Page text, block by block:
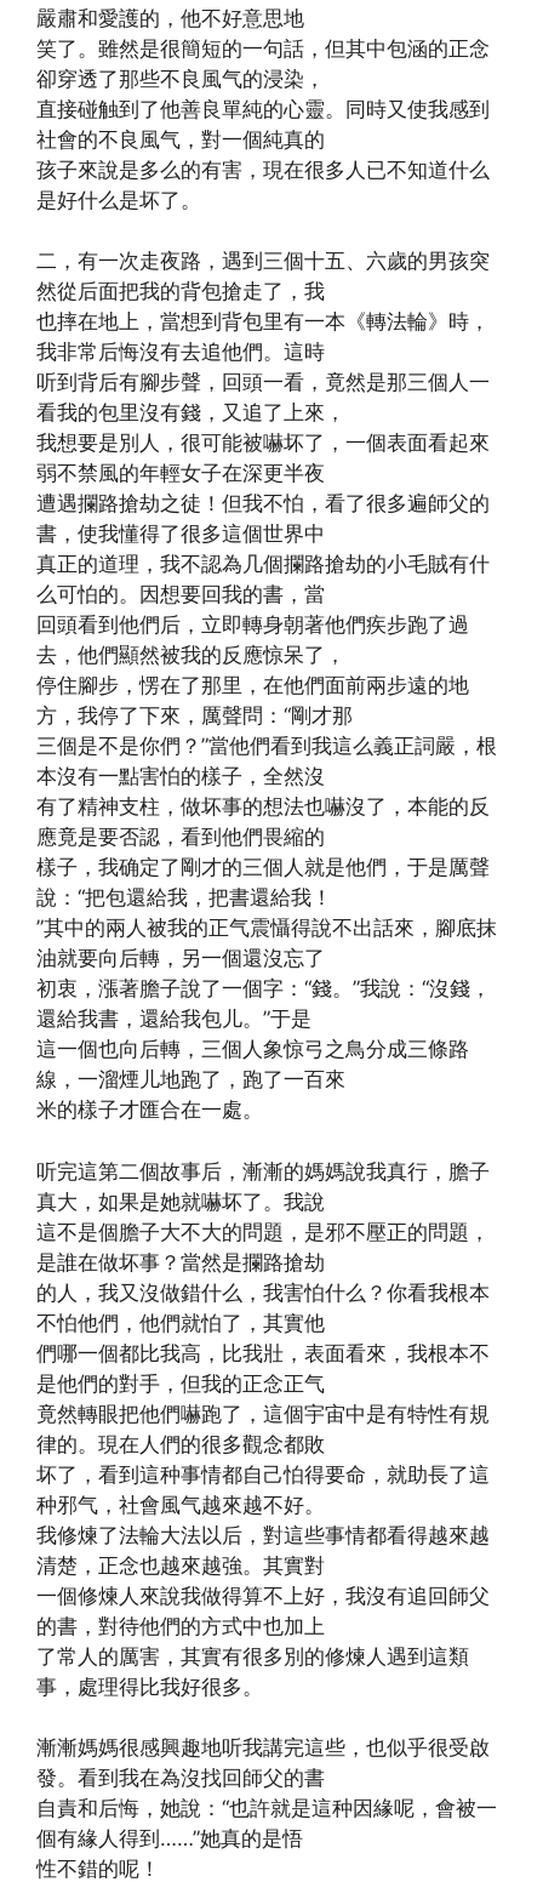
嚴肅和愛護的，他不好意思地
笑了。雖然是很簡短的一句話，但其中包涵的正念
卻穿透了那些不良風气的浸染，
直接碰触到了他善良單純的心靈。同時又使我感到
社會的不良風气，對一個純真的
孩子來說是多么的有害，現在很多人已不知道什么
是好什么是坏了。
二，有一次走夜路，遇到三個十五、六歲的男孩突
然從后面把我的背包搶走了，我
也摔在地上，當想到背包里有一本《轉法輪》時，
我非常后悔沒有去追他們。這時
听到背后有腳步聲，回頭一看，竟然是那三個人一
看我的包里沒有錢，又追了上來，
我想要是別人，很可能被嚇坏了，一個表面看起來
弱不禁風的年輕女子在深更半夜
遭遇攔路搶劫之徒！但我不怕，看了很多遍師父的
書，使我懂得了很多這個世界中
真正的道理，我不認為几個攔路搶劫的小毛賊有什
么可怕的。因想要回我的書，當
回頭看到他們后，立即轉身朝著他們疾步跑了過
去，他們顯然被我的反應惊呆了，
停住腳步，愣在了那里，在他們面前兩步遠的地
方，我停了下來，厲聲問：“剛才那
三個是不是你們？”當他們看到我這么義正詞嚴，根
本沒有一點害怕的樣子，全然沒
有了精神支柱，做坏事的想法也嚇沒了，本能的反
應竟是要否認，看到他們畏縮的
樣子，我确定了剛才的三個人就是他們，于是厲聲
說：“把包還給我，把書還給我！
”其中的兩人被我的正气震懾得說不出話來，腳底抹
油就要向后轉，另一個還沒忘了
初衷，漲著膽子說了一個字：“錢。”我說：“沒錢，
還給我書，還給我包儿。”于是
這一個也向后轉，三個人象惊弓之鳥分成三條路
線，一溜煙儿地跑了，跑了一百來
米的樣子才匯合在一處。
听完這第二個故事后，漸漸的媽媽說我真行，膽子
真大，如果是她就嚇坏了。我說
這不是個膽子大不大的問題，是邪不壓正的問題，
是誰在做坏事？當然是攔路搶劫
的人，我又沒做錯什么，我害怕什么？你看我根本
不怕他們，他們就怕了，其實他
們哪一個都比我高，比我壯，表面看來，我根本不
是他們的對手，但我的正念正气
竟然轉眼把他們嚇跑了，這個宇宙中是有特性有規
律的。現在人們的很多觀念都敗
坏了，看到這种事情都自己怕得要命，就助長了這
种邪气，社會風气越來越不好。
我修煉了法輪大法以后，對這些事情都看得越來越
清楚，正念也越來越強。其實對
一個修煉人來說我做得算不上好，我沒有追回師父
的書，對待他們的方式中也加上
了常人的厲害，其實有很多別的修煉人遇到這類
事，處理得比我好很多。
漸漸媽媽很感興趣地听我講完這些，也似乎很受啟
發。看到我在為沒找回師父的書
自責和后悔，她說：“也許就是這种因緣呢，會被一
個有緣人得到……”她真的是悟
性不錯的呢！